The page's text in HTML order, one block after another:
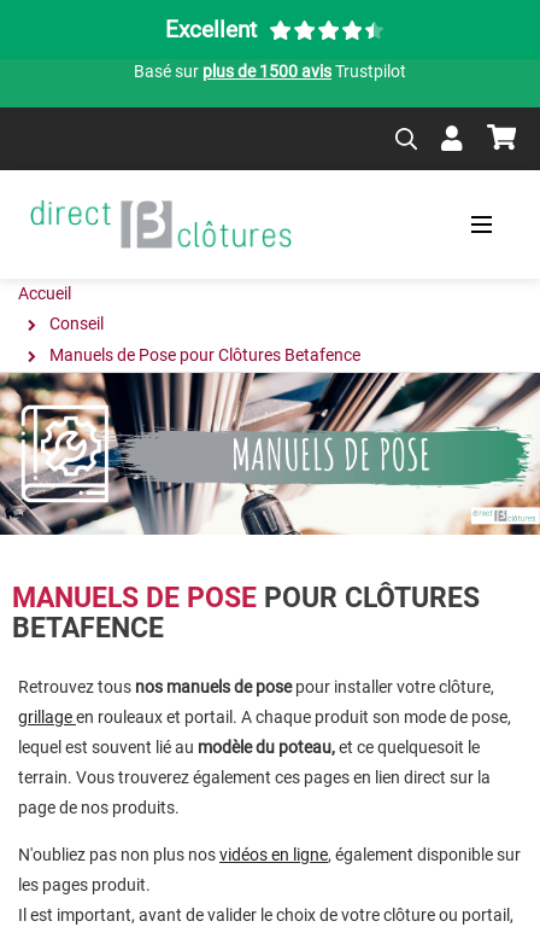
Excellent
Basé sur plus de 1500 avisTrustpilot
Accueil
Conseil
Manuels de Pose pour Clôtures Betafence
MANUELS DE POSE POUR CLÔTURES
BETAFENCE
Retrouvez tous nos manuels de posepour installer votre clôture,
grillageen rouleaux et portail. A chaque produit son mode de pose,
lequel est souvent lié au modèle du poteau,et ce quelquesoit le
terrain. Vous trouverez également ces pages en lien direct sur la
page de nos produits.
N'oubliez pas non plus nosvidéos en ligne, également disponible sur
les pages produit.
Il est important, avant de valider le choix de votre clôture ou portail,